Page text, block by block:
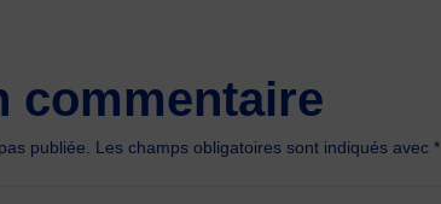
commentaire
publiée. Les champs obligatoires sont indiqués avec*